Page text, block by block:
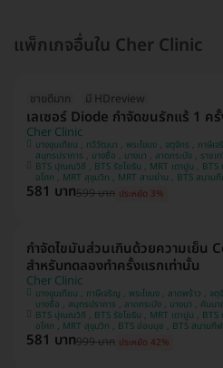
แพ็กเกจอื่นใน Cher Clinic
ขายดีมาก มี HDreview
เลเซอร์ Diode กำจัดขนรักแร้ 1 ค
Cher Clinic
บางขุนเทียน , ทวีวัฒนา , พระโขนง , จตุจักร , ภาษีเจริญ , ลาดพร้าว , ประเวศ ,
สมุทรปราการ , บางซื่อ , บางนา , ลาดกระบัง , ราชเทวี , คันนายาว , คลองเตย ,
บางแค , ปทุมวัน
BTS ปุณณวิถี , BTS รัชโยธิน , MRT เตาปูน , BTS บางนา , BTS อุดมสุข , BTS
อโศก , MRT สุขุมวิท , MRT สา
581 บาท599 บาท ประหยัด 3%
กำจัดไขมันส่วนเกินด้วยความเย็น
สำหรับทดลองทำครั้งแรกเท่านั้น
Cher Clinic
บางขุนเทียน , ภาษีเจริญ , พระโขนง , ลาดพร้าว , จตุจักร , ประเวศ , ทวีวัฒนา ,
บางซื่อ , สมุทรปราการ , ลาดกระบัง , บางนา , คันนายาว , คลองเตย , ราชเทวี ,
ปทุมวัน , บางแค
BTS ปุณณวิถี , BTS รัชโยธิน , MRT เตาปูน , BTS บางนา , BTS อุดมสุข , BTS
581 บาท999 บาท ประหยัด 42%